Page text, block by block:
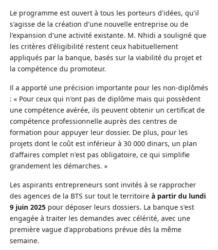
Le programme est ouvert à tous les porteurs d'idées, qu'il
s'agisse de la création d'une nouvelle entreprise ou de
l'expansion d'une activité existante. M. Nhidi a souligné que
les critères d'éligibilité restent ceux habituellement
appliqués par la banque, basés sur la viabilité du projet et
la compétence du promoteur.
Il a apporté une précision importante pour les non-diplômés
: « Pour ceux qui n'ont pas de diplôme mais qui possèdent
une compétence avérée, ils peuvent obtenir un certificat de
compétence professionnelle auprès des centres de
formation pour appuyer leur dossier. De plus, pour les
projets dont le coût est inférieur à 30 000 dinars, un plan
d'affaires complet n'est pas obligatoire, ce qui simplifie
grandement les démarches. »
Les aspirants entrepreneurs sont invités à se rapprocher
des agences de la BTS sur tout le territoire à partir du lundi
9 juin 2025 pour déposer leurs dossiers. La banque s'est
engagée à traiter les demandes avec célérité, avec une
première vague d'approbations prévue dès la même
semaine.